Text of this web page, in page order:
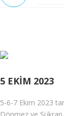
5 EKIM 2023
5-6-7 Ekim 2023